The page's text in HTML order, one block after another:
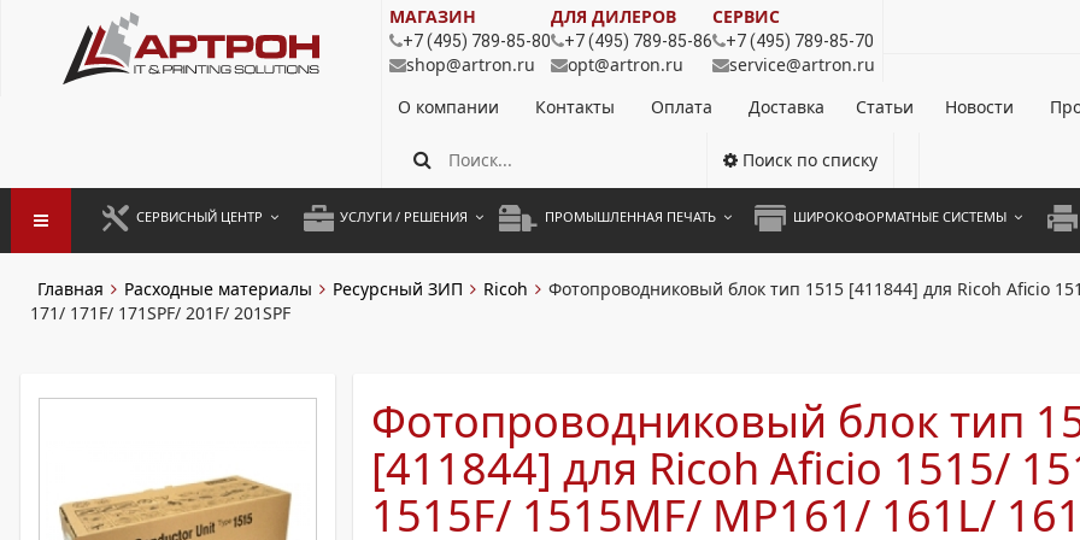
МАГАЗИН
+7 (495) 789-85-80
shop@artron.ru
ДЛЯ ДИЛЕРОВ
+7 (495) 789-85-86
opt@artron.ru
СЕРВИС
+7 (495) 789-85-70
service@artron.ru
О компании
Контакты Оплата Доставка Статьи Новости
Поиск по списку
СЕРВИСНЫЙ ЦЕНТР
ГАРАНТИЙНЫЙ РЕМОНТ
РАЗОВЫЕ РЕМОНТЫ
УСЛУГИ / РЕШЕНИЯ
АРЕНДА ОБОРУДОВАНИЯ
ПРОМЫШЛЕННАЯ ПЕЧАТЬ ШИРОКОФОРМАТНЫЕ СИСТЕМЫ
А4
Главная Расходные материалы Ресурсный ЗИП Ricoh
Фотопроводниковый блок тип 1515 [411844] для Ricoh Aficio
171/ 171F/ 171SPF/ 201F/ 201SPF
Фотопроводниковый блок тип
[411844] для Ricoh Aficio 1515/
1515F/ 1515MF/ MP161/ 161L/